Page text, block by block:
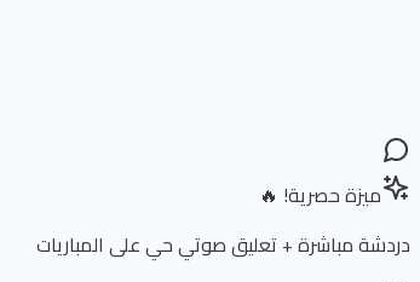
ميزة حصرية! 🔥
دردشة مباشرة + تعليق صوتي حي على المباريات